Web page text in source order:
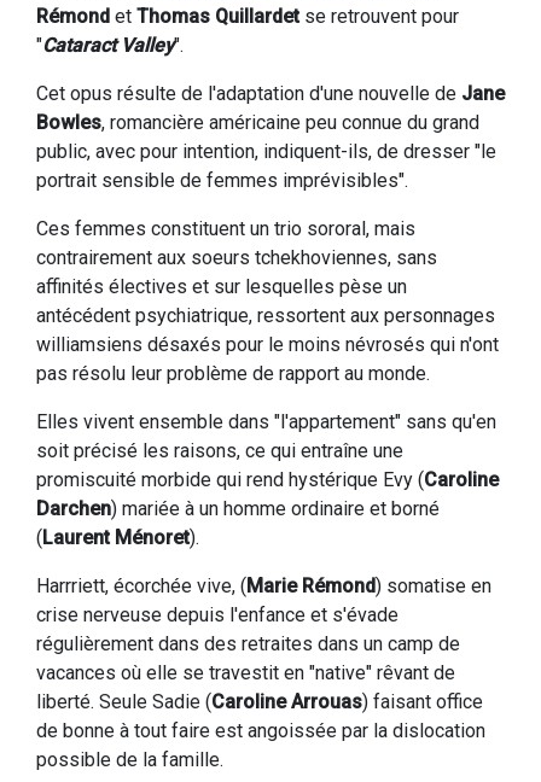
Rémond et Thomas Quillardetse retrouvent pour
"Cataract Valley".
Cet opus résulte de l'adaptation d'une nouvelle de Jane
Bowles, romancière américaine peu connue du grand
public, avec pour intention, indiquent-ils, de dresser "le
portrait sensible de femmes imprévisibles".
Ces femmes constituent un trio sororal, mais
contrairement aux soeurs tchekhoviennes, sans
affinités électives et sur lesquelles pèse un
antécédent psychiatrique, ressortent aux personnages
williamsiens désaxés pour le moins névrosés qui n'ont
pas résolu leur problème de rapport au monde.
Elles vivent ensemble dans "l'appartement" sans qu'en
soit précisé les raisons, ce qui entraîne une
promiscuité morbide qui rend hystérique Evy (Caroline
Darchen) mariée à un homme ordinaire et borné
(Laurent Ménoret).
Harrriett, écorchée vive, (Marie Rémond) somatise en
crise nerveuse depuis l'enfance et s'évade
régulièrement dans des retraites dans un camp de
vacances où elle se travestit en "native" rêvant de
liberté. Seule Sadie (Caroline Arrouas) faisant office
de bonne à tout faire est angoissée par la dislocation
possible de la famille.